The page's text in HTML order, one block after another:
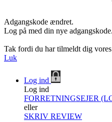
Adgangskode ændret.
Log på med din nye adgangskode.
Tak fordi du har tilmeldt dig
Luk
Log ind
Log ind
FORRETNINGSEJER
eller
SKRIV REVIEW